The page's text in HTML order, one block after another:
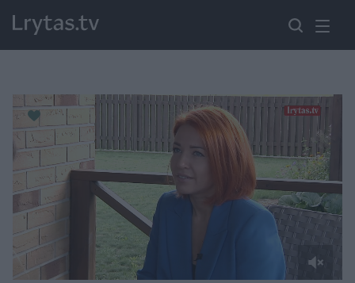
Paremkite Ukrainą